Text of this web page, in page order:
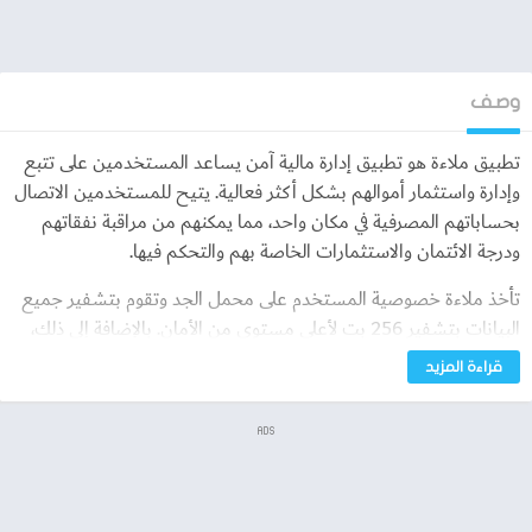
وصف
تطبيق ملاءة هو تطبيق إدارة مالية آمن يساعد المستخدمين على تتبع
وإدارة واستثمار أموالهم بشكل أكثر فعالية. يتيح للمستخدمين الاتصال
بحساباتهم المصرفية في مكان واحد، مما يمكنهم من مراقبة نفقاتهم
ودرجة الائتمان والاستثمارات الخاصة بهم والتحكم فيها.
تأخذ ملاءة خصوصية المستخدم على محمل الجد وتقوم بتشفير جميع
البيانات بتشفير 256 بت لأعلى مستوى من الأمان. بالإضافة إلى ذلك،
فهو مصرح به من قبل العديد من اللوائح المصرفية، ويستخدم ملفات
تعريف الارتباط لتحسين تجربة المستخدم. مع ملاءة، يمكن
للمستخدمين الادخار لتحقيق أهدافهم مثل امتلاك الأصول والاستثمار،
قراءة المزيد
ADS